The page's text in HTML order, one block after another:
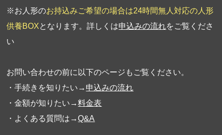
※お人形のお持込みご希望の場合は24時間無人対応の人形
供養BOXとなります。詳しくは申込みの流れをご覧くださ
い
お問い合わせの前に以下のページもご覧ください。
・手続きを知りたい→ 申込みの流れ
・金額が知りたい→料金表
・よくある質問は→Q&A